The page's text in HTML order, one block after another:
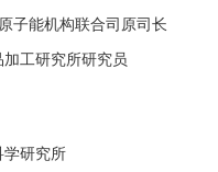
子能机构联合司原司长
工研究所研究员
学研究所